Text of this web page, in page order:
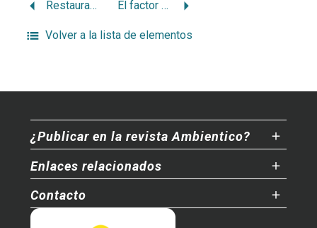
Restauración de humedal Palo Verde para aves El factor humano en la regeneración de bosques
Volver a la lista de elementos
¿Publicar en la revista Ambientico?
Enlaces relacionados
Contacto